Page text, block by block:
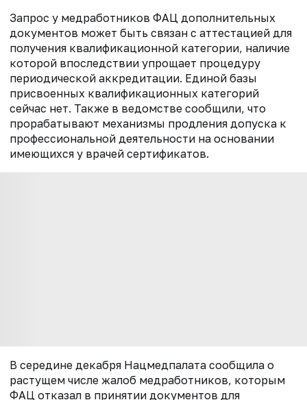
Запрос у медработников ФАЦ дополнительных
документов может быть связан с аттестацией для
получения квалификационной категории, наличие
которой впоследствии упрощает процедуру
периодической аккредитации. Единой базы
присвоенных квалификационных категорий
сейчас нет. Также в ведомстве сообщили, что
прорабатывают механизмы продления допуска к
профессиональной деятельности на основании
имеющихся у врачей сертификатов.
В середине декабря Нацмедпалата сообщила о
растущем числе жалоб медработников, которым
ФАЦ отказал в принятии документов для